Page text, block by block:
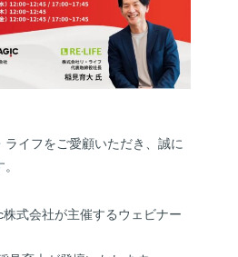
イフをご愛顧いただき、誠に
式会社が主催するウェビナー